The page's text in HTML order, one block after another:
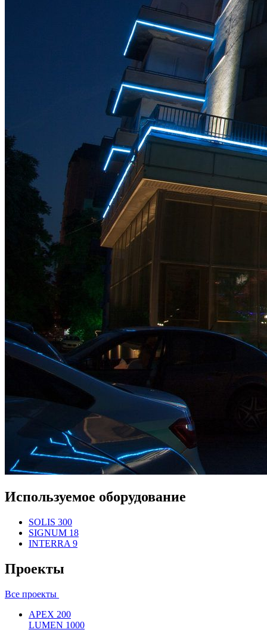
Используемое оборудование
SOLIS 300
SIGNUM 18
INTERRA 9
Проекты
Все проекты
APEX 200
LUMEN 1000